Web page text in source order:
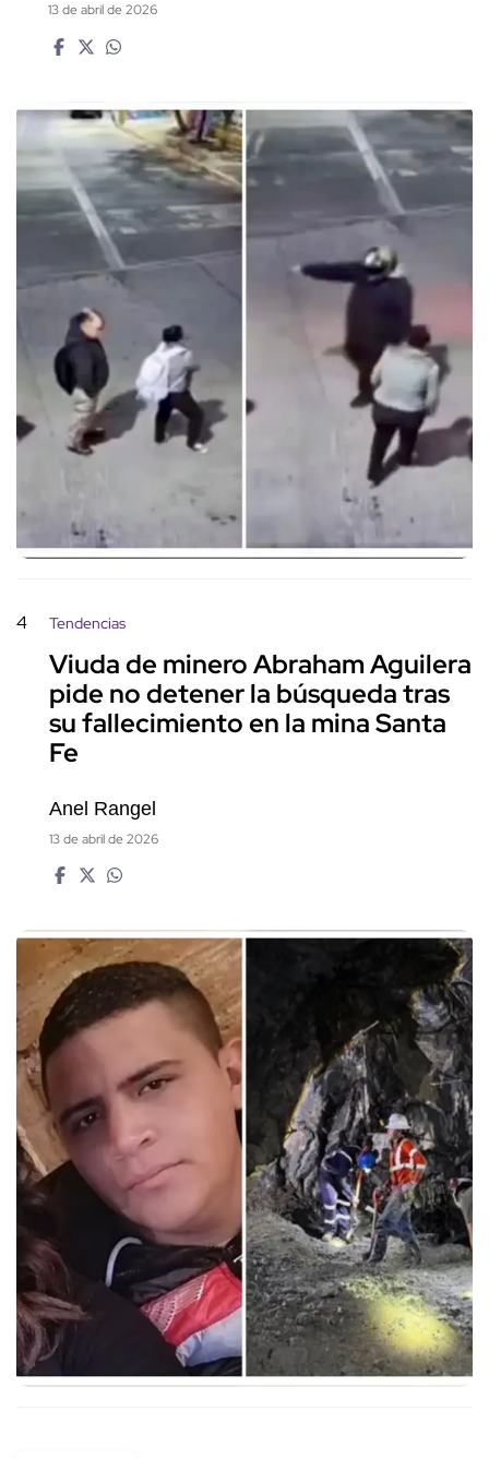
13 de abril de 2026
4 Tendencias
Viuda de minero Abraham Aguilera
pide no detener la búsqueda tras
su fallecimiento en la mina Santa
Fe
Anel Rangel
13 de abril de 2026